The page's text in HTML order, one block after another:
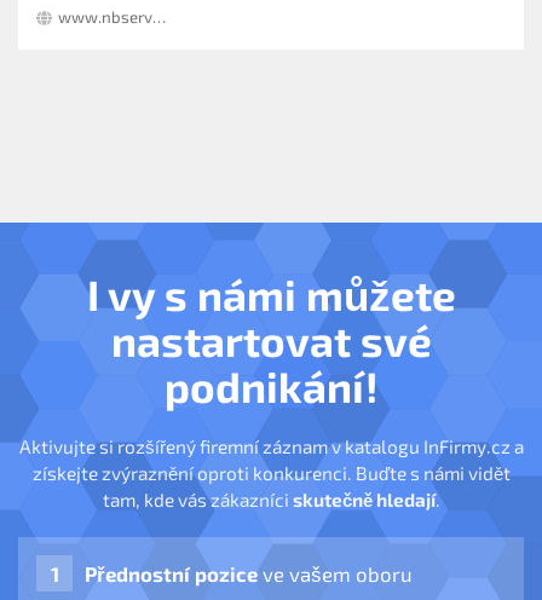
www.nbservis.cz
I vy s námi můžete
nastartovat své
podnikání!
Aktivujte si rozšířený firemní záznam v katalogu InFirmy.cz a
získejte zvýraznění oproti konkurenci. Buďte s námi vidět
tam, kde vás zákazníci skutečně hledají.
Přednostní poziceve vašem oboru